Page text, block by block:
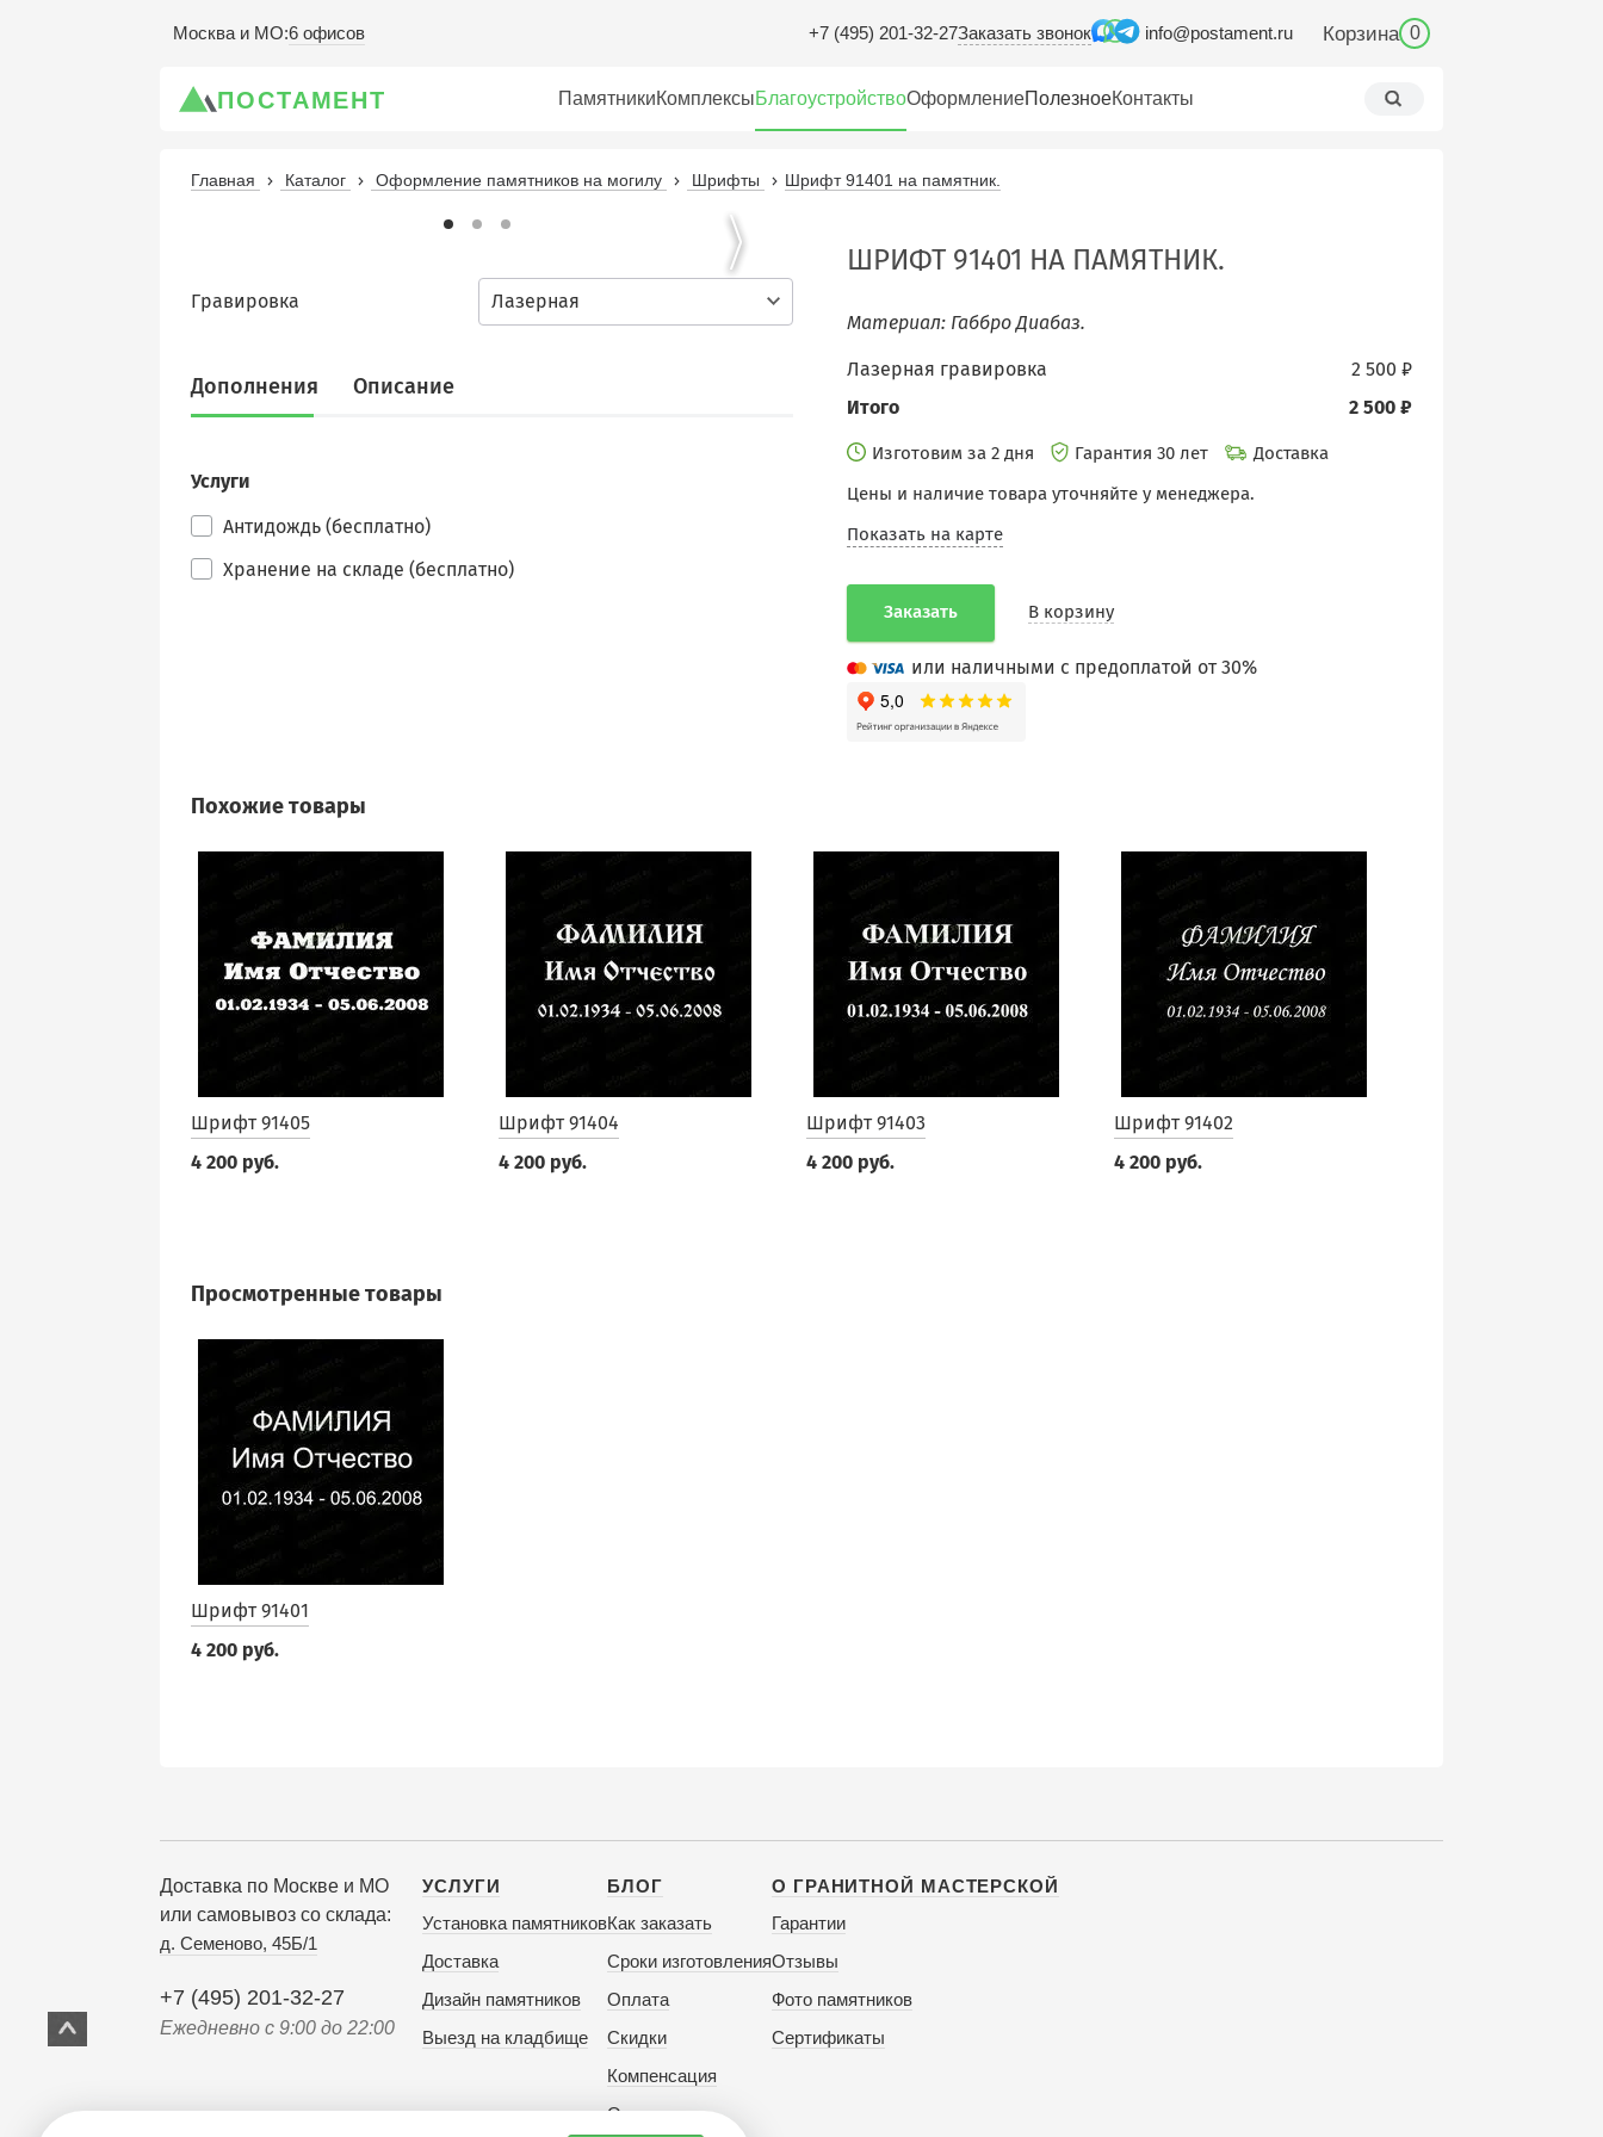
Москва и МО:6 офисов +7 (495) 201-32-27Заказать звонок info@postament.ru Корзина 0
ПОСТАМЕНТ ПамятникиКомплексыБлагоустройствоОформлениеПолезноеКонтакты
Главная Каталог Оформление памятников на могилу Шрифты Шрифт 91401 на памятник.
Лазерная
Гравировка
Дополнения Описание
Услуги
Антидождь (бесплатно)
Хранение на складе (бесплатно)
ШРИФТ 91401 НА ПАМЯТНИК.
Материал: Габбро Диабаз.
2 500 ₽
Лазерная гравировка
2 500 ₽
Итого
Изготовим за 2 дня Гарантия 30 лет
Доставка
Цены и наличие товара уточняйте у менеджера.
Показать на карте
Заказать В корзину
или наличными с предоплатой от 30%
Похожие товары
Шрифт 91405
4 200 руб.
Шрифт 91404
4 200 руб.
Шрифт 91403
4 200 руб.
Шрифт 91402
4 200 руб.
Просмотренные товары
Шрифт 91401
4 200 руб.
Доставка по Москве и МО
или самовывоз со склада:
д. Семеново, 45Б/1
+7 (495) 201-32-27
Ежедневно с 9:00 до 22:00
УСЛУГИ
Установка памятников
Доставка
Дизайн памятников
Выезд на кладбище
БЛОГ
Как заказать
Сроки изготовления
Оплата
Скидки
Компенсация
Отзывы
О ГРАНИТНОЙ МАСТЕРСКОЙ
Гарантии
Отзывы
Фото памятников
Сертификаты